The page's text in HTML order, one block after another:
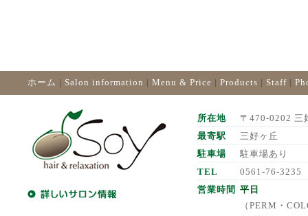
ホーム | Salon information | Menu & Price | Products | Staff |
所在地
〒470-0202 三
最寄駅
三好ヶ丘
駐車場
駐車場あり
TEL
0561-76-3235
営業時間 平日
（PERM・